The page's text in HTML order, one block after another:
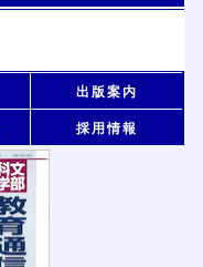
出版案内
採用情報